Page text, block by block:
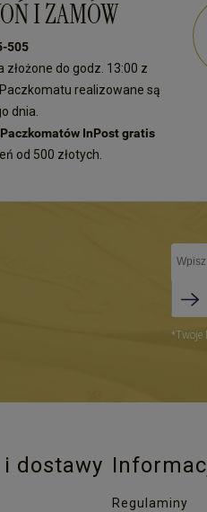
I ZAMÓW
505
złożone do godz. 13:00 z
realizowane są
dnia.
Paczkomatów InPost gratis
od 500 złotych.
*Twoje
i dostawy
Regulaminy